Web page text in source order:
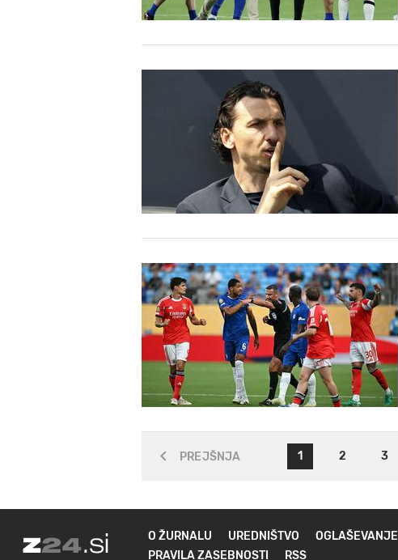
PREJŠNJA 1 2 3
O ŽURNALU UREDNIŠTVO OGLAŠEVANJE
PRAVILA ZASEBNOSTI
RSS